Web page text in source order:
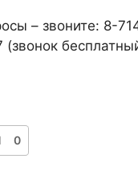
– звоните: 8-
0